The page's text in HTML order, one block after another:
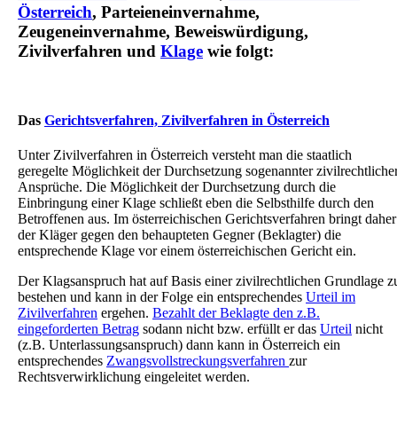
Österreich, Parteieneinvernahme,
Zeugeneinvernahme, Beweiswürdigung,
Zivilverfahren und Klage wie folgt:
Das Gerichtsverfahren, Zivilverfahren in Österreich
Unter Zivilverfahren in Österreich versteht man die staatlich
geregelte Möglichkeit der Durchsetzung sogenannter
Ansprüche. Die Möglichkeit der Durchsetzung durch die
Einbringung einer Klage schließt eben die Selbsthilfe durch den
Betroffenen aus. Im österreichischen Gerichtsverfahren bringt daher
der Kläger gegen den behaupteten Gegner (Beklagter) die
entsprechende Klage vor einem österreichischen Gericht ein.
Der Klagsanspruch hat auf Basis einer zivilrechtlichen Grundlage
bestehen und kann in der Folge ein entsprechendes Urteil im
Zivilverfahren ergehen. Bezahlt der Beklagte den z.B.
eingeforderten Betrag sodann nicht bzw. erfüllt er das Urteil nicht
(z.B. Unterlassungsanspruch) dann kann in Österreich ein
entsprechendes Zwangsvollstreckungsverfahren zur
Rechtsverwirklichung eingeleitet werden.